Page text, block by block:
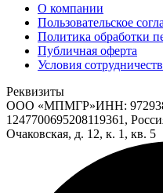
О компании
Пользовательское
Политика обработки
Публичная оферта
Условия
Реквизиты
ООО «МПМГР»ИНН:
1247700695208119361,
Очаковская, д. 12, к. 1, кв. 5